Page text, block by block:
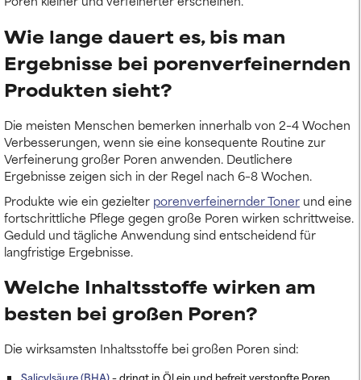
Wie lange dauert es, bis man
Ergebnisse bei porenverfeinernden
Produkten sieht?
Die meisten Menschen bemerken innerhalb von 2–4 Wochen
Verbesserungen, wenn sie eine konsequente Routine zur
Verfeinerung großer Poren anwenden. Deutlichere
Ergebnisse zeigen sich in der Regel nach 6–8 Wochen.
Produkte wie ein gezielter porenverfeinernder Toner und eine
fortschrittliche Pflege gegen große Poren wirken schrittweise.
Geduld und tägliche Anwendung sind entscheidend für
langfristige Ergebnisse.
Welche Inhaltsstoffe wirken am
besten bei großen Poren?
Die wirksamsten Inhaltsstoffe bei großen Poren sind:
Salicylsäure (BHA)– dringt in Öl ein und befreit verstopfte Poren